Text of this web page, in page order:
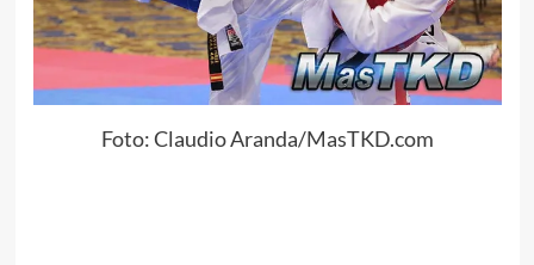
Foto: Claudio Aranda/MasTKD.com